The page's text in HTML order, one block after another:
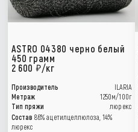
ASTRO 04380 черно белый
450 грамм
2 600
/кг
Производитель
ILARIA
Метраж
1250м/100г
Тип пряжи
люрекс
Состав 86% ацетилцеллюлоза, 14%
люрекс